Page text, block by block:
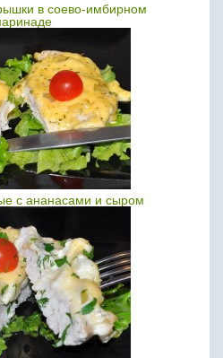
в соево-имбирном
с ананасами и сыром